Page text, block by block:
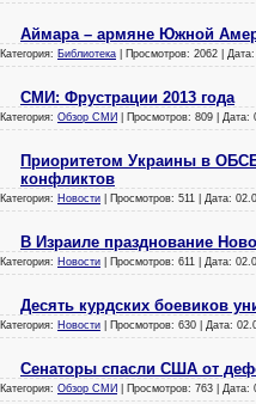
Аймара – армяне Южной
Категория: Библиотека | Просмотров: 2062 |
СМИ: Фрустрации 2013 года
Категория: Обзор СМИ | Просмотров: 809 | Дата:
Приоритетом Украины в
конфликтов
Категория: Новости | Просмотров: 511 | Дата:
В Израиле празднование
Категория: Новости | Просмотров: 611 | Дата:
Десять курдских боевиков
Категория: Новости | Просмотров: 630 | Дата:
Сенаторы спасли США от
Категория: Обзор СМИ | Просмотров: 763 | Дата: